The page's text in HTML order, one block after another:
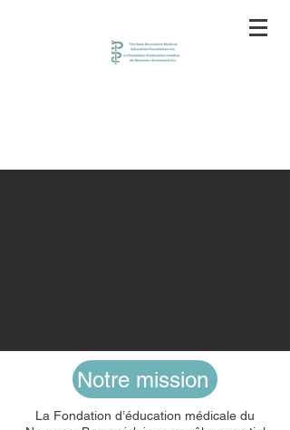
Notre mission
La Fondation d’éducation médicale du